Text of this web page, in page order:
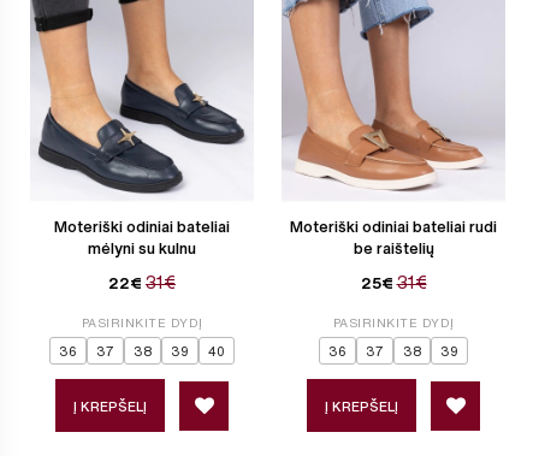
Moteriški odiniai bateliai
mėlyni su kulnu
22€ 31€
PASIRINKITE DYDĮ
36 37 38 39 40
Į KREPŠELĮ
Moteriški odiniai bateliai rudi
be raištelių
25€ 31€
PASIRINKITE DYDĮ
36 37 38 39
Į KREPŠELĮ